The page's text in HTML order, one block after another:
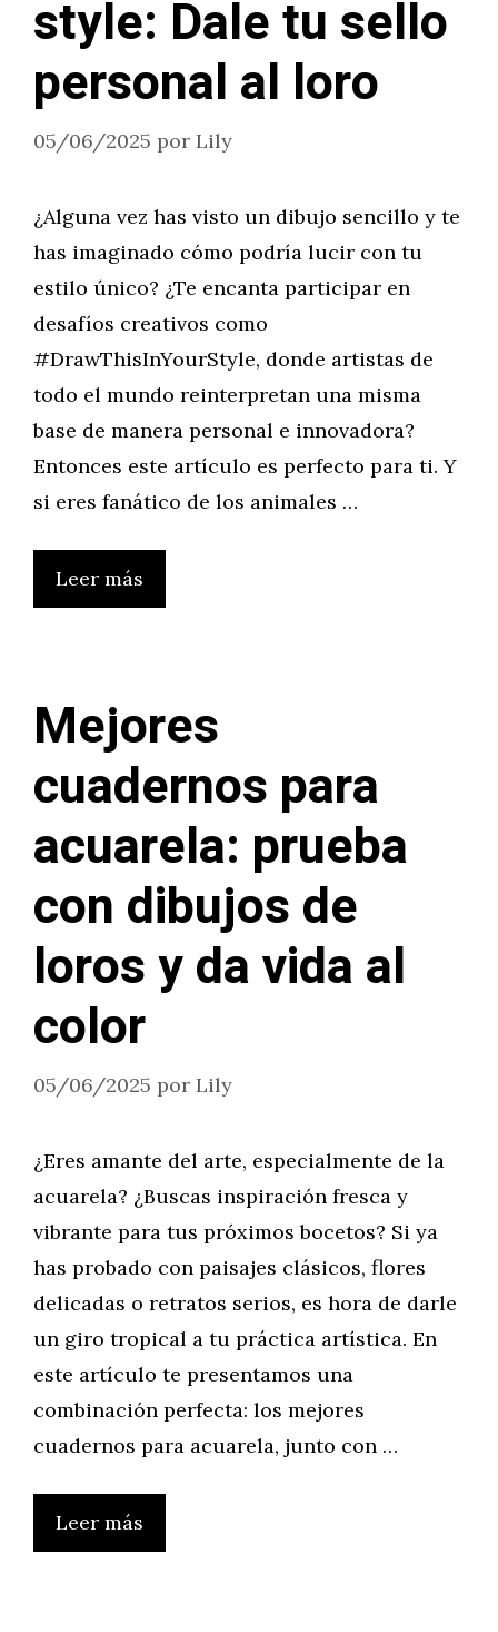
style: Dale tu sello
personal al loro
05/06/2025 por Lily
¿Alguna vez has visto un dibujo sencillo y te
has imaginado cómo podría lucir con tu
estilo único? ¿Te encanta participar en
desafíos creativos como
#DrawThisInYourStyle, donde artistas de
todo el mundo reinterpretan una misma
base de manera personal e innovadora?
Entonces este artículo es perfecto para ti. Y
si eres fanático de los animales …
Leer más
Mejores
cuadernos para
acuarela: prueba
con dibujos de
loros y da vida al
color
05/06/2025 por Lily
¿Eres amante del arte, especialmente de la
acuarela? ¿Buscas inspiración fresca y
vibrante para tus próximos bocetos? Si ya
has probado con paisajes clásicos, flores
delicadas o retratos serios, es hora de darle
un giro tropical a tu práctica artística. En
este artículo te presentamos una
combinación perfecta: los mejores
cuadernos para acuarela, junto con …
Leer más